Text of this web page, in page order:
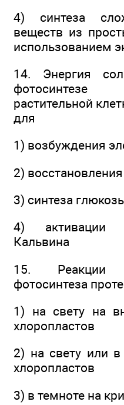
4) синтеза
веществ из
использованием
14. Энергия
растительной
для
1) возбуждения
2)
3) синтеза
4) активации
Кальвина
15. Реакции
фотосинтеза
1) на свету на
хлоропластов
2) на свету или
хлоропластов
3) в темноте на